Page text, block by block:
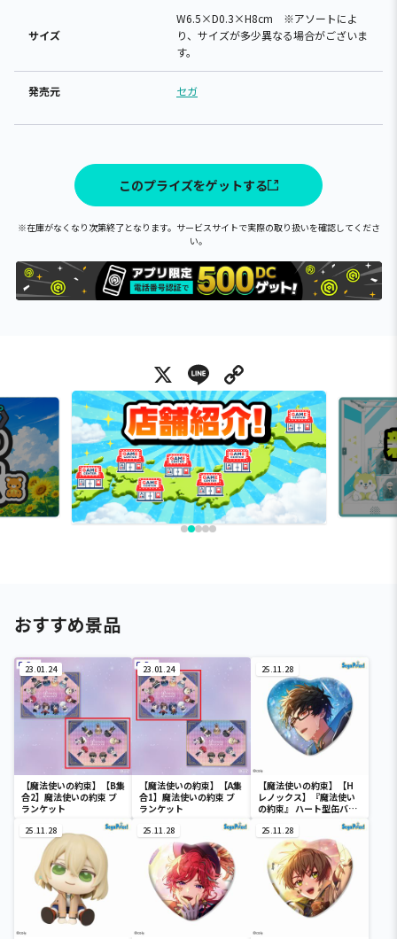
サイズ
W6.5×D0.3×H8cm ※アソートによ
り、サイズが多少異なる場合がございま
す。
発売元 セガ
このプライズをゲットする
※在庫がなくなり次第終了となります。サービスサイトで実際の取り扱いを確認してくださ
い。
X Line
おすすめ景品
23.01.24
【魔法使いの約束】【B集
合2】魔法使いの約束 ブ
ランケット
23.01.24
【魔法使いの約束】【A集
合1】魔法使いの約束 ブ
ランケット
25.11.28
【魔法使いの約束】【H
レノックス】『魔法使い
の約束』 ハート型缶バッ
25.11.28 25.11.28 25.11.28